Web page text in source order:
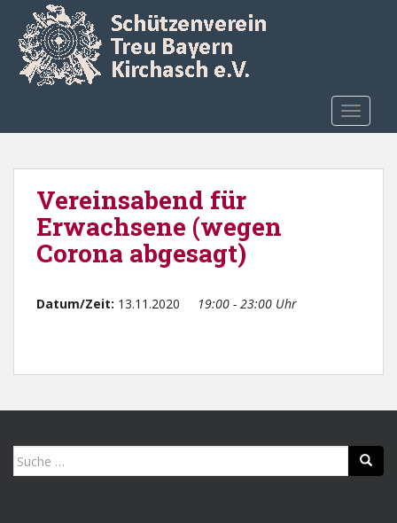
Skip to main content
Vereinsabend für
Erwachsene (wegen
Corona abgesagt)
Datum/Zeit: 13.11.2020 19:00 - 23:00 Uhr
Suche
nach: